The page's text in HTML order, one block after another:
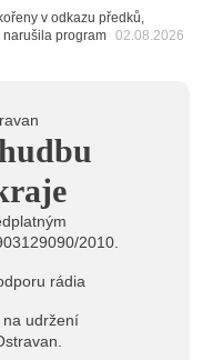
Zmeková Trio.
scény zahraje ve
scéna na festivalu
v odkazu předků,
program 02.08.2026
2010.
udržení